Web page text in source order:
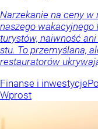
Narzekanie na ceny
naszego wakacyjnego
turystów, naiwność
stu. To przemyślana,
restauratorów
Finanse i inwestycje
Wprost